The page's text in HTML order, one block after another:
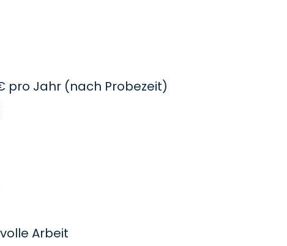
pro Jahr (nach Probezeit)
Arbeit